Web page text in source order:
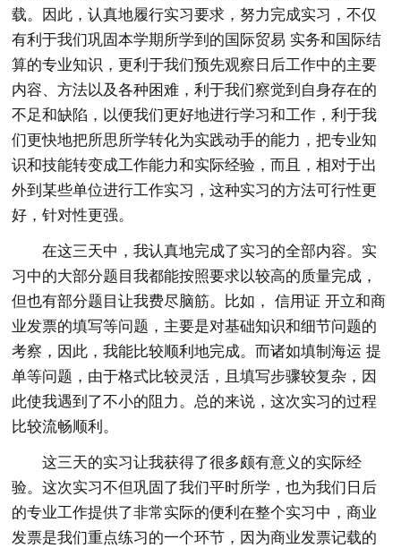
载。因此，认真地履行实习要求，努力完成实习，不仅
有利于我们巩固本学期所学到的国际贸易 实务和国际结
算的专业知识，更利于我们预先观察日后工作中的主要
内容、方法以及各种困难，利于我们察觉到自身存在的
不足和缺陷，以便我们更好地进行学习和工作，利于我
们更快地把所思所学转化为实践动手的能力，把专业知
识和技能转变成工作能力和实际经验，而且，相对于出
外到某些单位进行工作实习，这种实习的方法可行性更
好，针对性更强。
在这三天中，我认真地完成了实习的全部内容。实
习中的大部分题目我都能按照要求以较高的质量完成，
但也有部分题目让我费尽脑筋。比如， 信用证 开立和商
业发票的填写等问题，主要是对基础知识和细节问题的
考察，因此，我能比较顺利地完成。而诸如填制海运 提
单等问题，由于格式比较灵活，且填写步骤较复杂，因
此使我遇到了不小的阻力。总的来说，这次实习的过程
比较流畅顺利。
这三天的实习让我获得了很多颇有意义的实际经
验。这次实习不但巩固了我们平时所学，也为我们日后
的专业工作提供了非常实际的便利在整个实习中，商业
发票是我们重点练习的一个环节，因为商业发票记载的